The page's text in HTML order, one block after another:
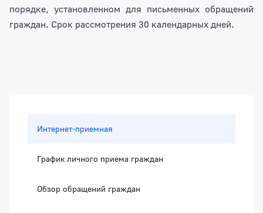
порядке, установленном для письменных обращений
граждан. Срок рассмотрения 30 календарных дней.
Интернет-приемная
График личного приема граждан
Обзор обращений граждан